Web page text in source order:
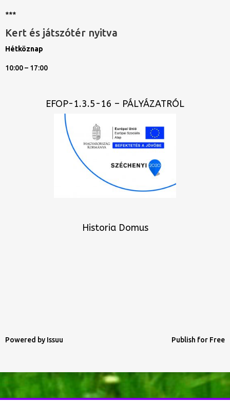
***
Kert és játszótér nyitva
Hétköznap
10:00 – 17:00
EFOP-1.3.5-16 – PÁLYÁZATRÓL
Historia Domus
Powered by Issuu Publish for Free